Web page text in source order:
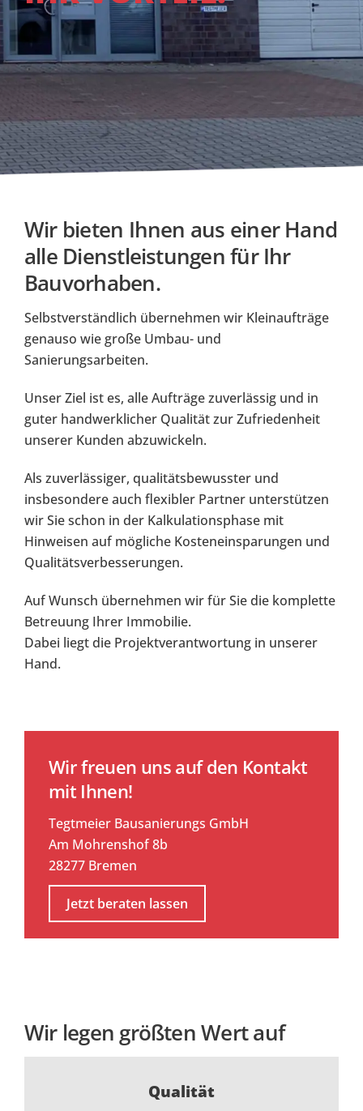
Wir bieten Ihnen aus einer Hand
alle Dienstleistungen für Ihr
Bauvorhaben.
Selbstverständlich übernehmen wir Kleinaufträge
genauso wie große Umbau- und
Sanierungsarbeiten.
Unser Ziel ist es, alle Aufträge zuverlässig und in
guter handwerklicher Qualität zur Zufriedenheit
unserer Kunden abzuwickeln.
Als zuverlässiger, qualitätsbewusster und
insbesondere auch flexibler Partner unterstützen
wir Sie schon in der Kalkulationsphase mit
Hinweisen auf mögliche Kosteneinsparungen und
Qualitätsverbesserungen.
Auf Wunsch übernehmen wir für Sie die komplette
Betreuung Ihrer Immobilie.
Dabei liegt die Projektverantwortung in unserer
Hand.
Wir freuen uns auf den Kontakt
mit Ihnen!
Tegtmeier Bausanierungs GmbH
Am Mohrenshof 8b
28277 Bremen
Jetzt beraten lassen
Wir legen größten Wert auf
Qualität